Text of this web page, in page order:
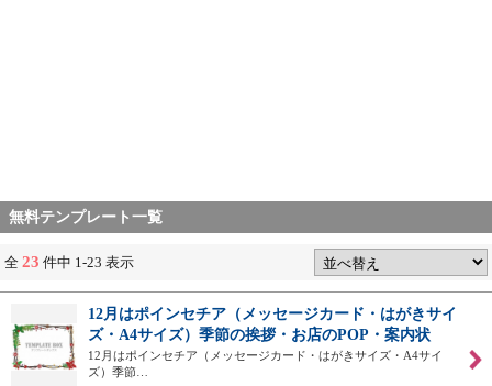
無料テンプレート一覧
全 23 件中 1-23 表示
12月はポインセチア（メッセージカード・はがきサイ
ズ・A4サイズ）季節の挨拶・お店のPOP・案内状
12月はポインセチア（メッセージカード・はがきサイズ・A4サイ
ズ）季節…